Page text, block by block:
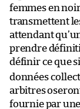
femmes en
transmettent
attendant
prendre
définir ce que
données
arbitres
fournie par